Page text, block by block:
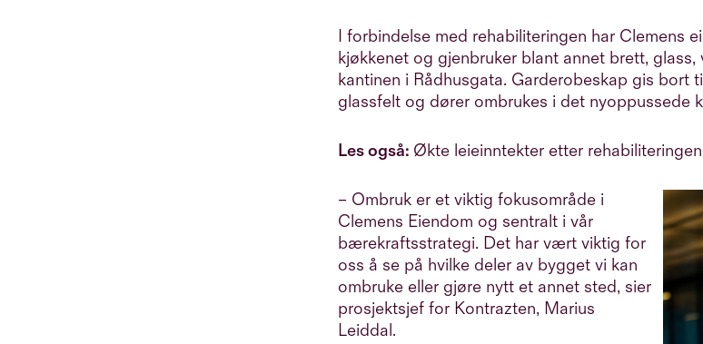
I forbindelse med rehabiliteringen har Clemens
kjøkkenet og gjenbruker blant annet brett, glass,
kantinen i Rådhusgata. Garderobeskap gis bort
glassfelt og dører ombrukes i det nyoppussede
Les også: Økte leieinntekter etter
– Ombruk er et viktig fokusområde i
Clemens Eiendom og sentralt i vår
bærekraftsstrategi. Det har vært viktig for
oss å se på hvilke deler av bygget vi kan
ombruke eller gjøre nytt et annet sted, sier
prosjektsjef for Kontrazten, Marius
Leiddal.